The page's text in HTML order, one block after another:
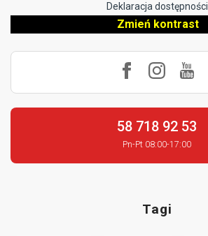
Deklaracja dostępności
Zmień kontrast
58 718 92 53
Pn-Pt 08:00-17:00
Tagi